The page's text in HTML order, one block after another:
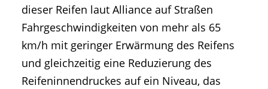
dieser Reifen laut Alliance auf Straßen
Fahrgeschwindigkeiten von mehr als 65
km/h mit geringer Erwärmung des Reifens
und gleichzeitig eine Reduzierung des
Reifeninnendruckes auf ein Niveau, das